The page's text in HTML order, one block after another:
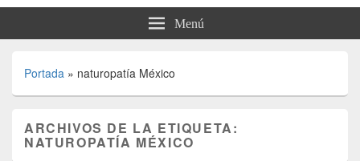
Menú
Portada » naturopatía México
ARCHIVOS DE LA ETIQUETA:
NATUROPATÍA MÉXICO